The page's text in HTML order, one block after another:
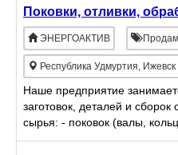
Поковки, отливки,
ЭНЕРГОАКТИВ Продам
Республика Удмуртия, Ижевск
Наше предприятие
заготовок, деталей и сборок
сырья: - поковок (валы,
кубики и др.); - фасонное и